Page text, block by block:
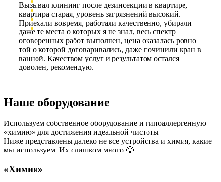
Вызывал клининг после дезинсекции в квартире,
квартира старая, уровень загрязнений высокий.
Приехали вовремя, работали качественно, убирали
даже те места о которых я не знал, весь спектр
оговоренных работ выполнен, цена оказалась ровно
той о которой договаривались, даже починили кран в
ванной. Качеством услуг и результатом остался
доволен, рекомендую.
Наше оборудование
Используем собственное оборудование и гипоаллергенную
«химию» для достижения идеальной чистоты
Ниже представлены далеко не все устройства и химия, какие
мы используем. Их слишком много 🙂
«Химия»